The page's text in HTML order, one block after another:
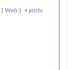
| Web | + posts